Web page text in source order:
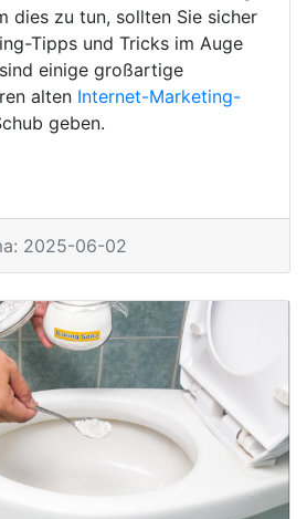
dies zu tun, sollten Sie sicher
Tipps und Tricks im Auge
einige großartige
alten Internet-Marketing-
geben.
2025-06-02